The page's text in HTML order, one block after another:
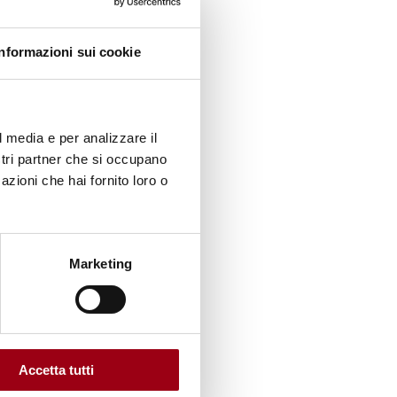
sui cookie
e per analizzare il
partner che si occupano
che hai fornito loro o
Marketing
Accetta tutti
50%.